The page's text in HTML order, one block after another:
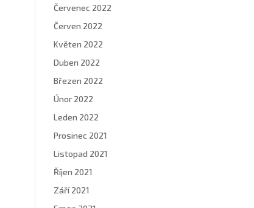
Červenec 2022
Červen 2022
Květen 2022
Duben 2022
Březen 2022
Únor 2022
Leden 2022
Prosinec 2021
Listopad 2021
Říjen 2021
Září 2021